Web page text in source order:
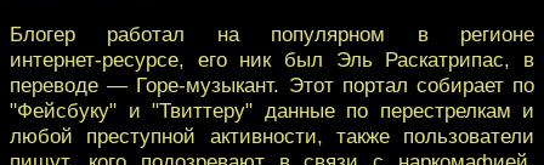
Блогер работал на популярном в регионе
интернет‑ресурсе, его ник был Эль Раскатрипас, в
переводе — Горе‑музыкант. Этот портал собирает по
"Фейсбуку" и "Твиттеру" данные по перестрелкам и
любой преступной активности, также пользователи